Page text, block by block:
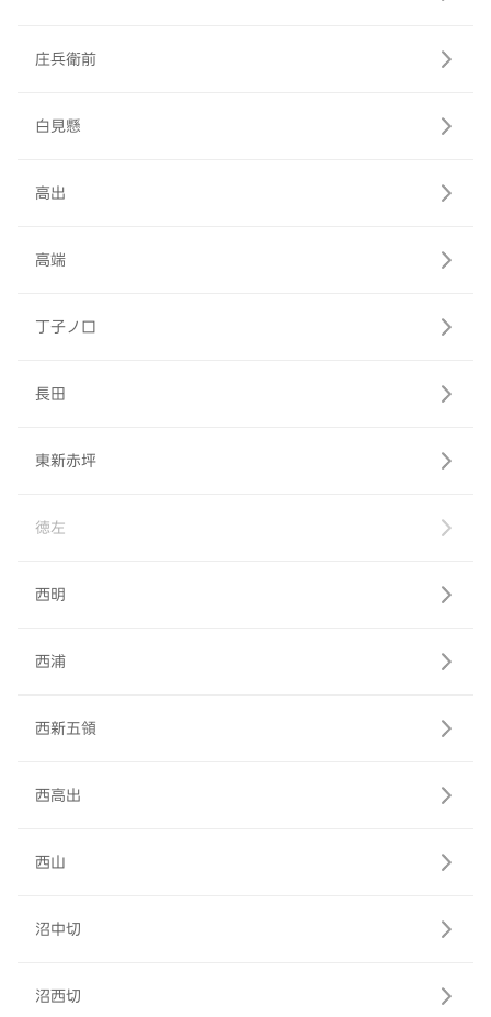
庄兵衛前
白見懸
高出
高端
丁子ノ口
長田
東新赤坪
徳左
西明
西浦
西新五領
西高出
西山
沼中切
沼西切